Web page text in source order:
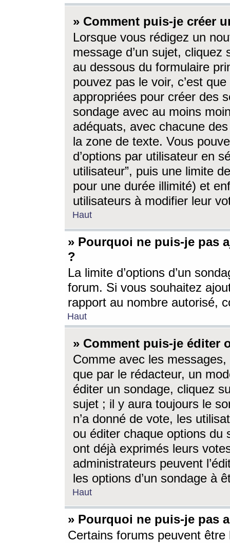
» Comment puis-je créer
Lorsque vous rédigez un
message d’un sujet, cliquez
au dessous du formulaire
pouvez pas le voir, c’est
appropriées pour créer des
sondage avec au moins
adéquats, avec chacune
la zone de texte. Vous
d’options par utilisateur en
utilisateur”, puis une limite
pour une durée illimité) et
utilisateurs à modifier leur
Haut
» Pourquoi ne puis-je pas
?
La limite d’options d’un
forum. Si vous souhaitez
rapport au nombre autorisé,
Haut
» Comment puis-je éditer
Comme avec les
que par le rédacteur, un
éditer un sondage, cliquez
sujet ; il y aura toujours le
n’a donné de vote, les
ou éditer chaque options du
ont déjà exprimés leurs
administrateurs peuvent
les options d’un sondage à
Haut
» Pourquoi ne puis-je pas
Certains forums peuvent être